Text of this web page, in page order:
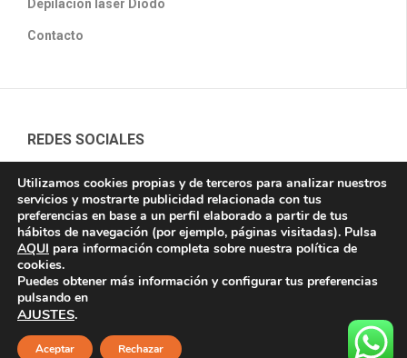
Depilación láser Diodo
Contacto
REDES SOCIALES
Copyright © 2018, Láser Chic. Depilación láser Diodo, Todos los
derechos Reservados.
Aviso legal Política de Privacidad
Política
Utilizamos cookies propias y de terceros para analizar nuestros
servicios y mostrarte publicidad relacionada con tus
preferencias en base a un perfil elaborado a partir de tus
hábitos de navegación (por ejemplo, páginas visitadas). Pulsa
AQUI para información completa sobre nuestra política de
cookies.
Puedes obtener más información y configurar tus preferencias
pulsando en
AJUSTES.
Aceptar Rechazar